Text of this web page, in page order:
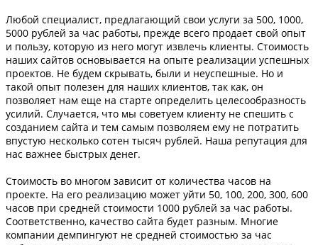
Любой специалист, предлагающий свои услуги за 500, 1000,
5000 рублей за час работы, прежде всего продает свой опыт
и пользу, которую из него могут извлечь клиенты. Стоимость
наших сайтов основывается на опыте реализации успешных
проектов. Не будем скрывать, были и неуспешные. Но и
такой опыт полезен для наших клиентов, так как, он
позволяет нам еще на старте определить целесообразность
усилий. Случается, что мы советуем клиенту не спешить с
созданием сайта и тем самым позволяем ему не потратить
впустую несколько сотен тысяч рублей. Наша репутация для
нас важнее быстрых денег.
Стоимость во многом зависит от количества часов на
проекте. На его реализацию может уйти 50, 100, 200, 300, 600
часов при средней стоимости 1000 рублей за час работы.
Соответственно, качество сайта будет разным. Многие
компании демпингуют не средней стоимостью за час